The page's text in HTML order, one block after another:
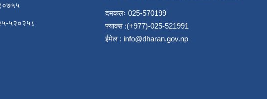
५२०२५८
दमकलः 025-570199
फ्याक्स :(+977)-025-521991
ईमेल : info@dharan.gov.np